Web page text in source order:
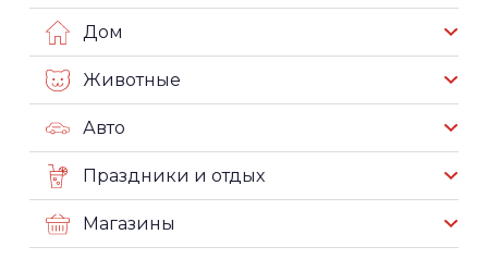
Дом
Животные
Авто
Праздники и отдых
Магазины